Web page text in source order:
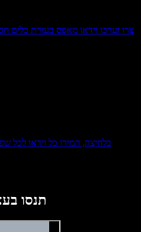
צרו וערכו וידאו מאפס בעזרת כלים
בלחיצה, המירו כל וידאו לכל
תנסו